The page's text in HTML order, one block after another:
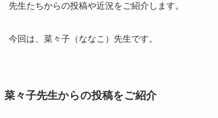
先生たちからの投稿や近況をご紹介します。
今回は、菜々子（ななこ）先生です。
菜々子先生からの投稿をご紹介